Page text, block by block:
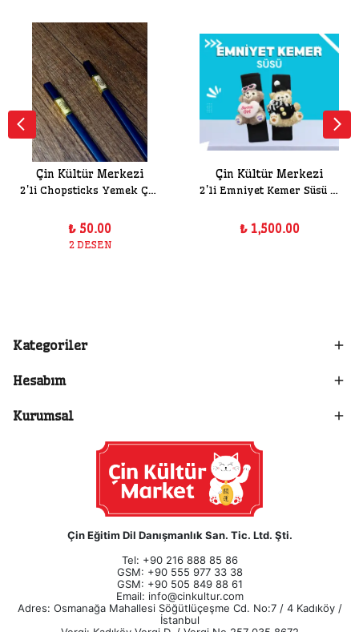
Çin Kültür Merkezi
2'li Chopsticks Yemek Çubuğu
₺ 50.00
2 DESEN
Çin Kültür Merkezi
2'li Emniyet Kemer Süsü Seti
₺ 1,500.00
Kategoriler
Hesabım
Kurumsal
Çin Eğitim Dil Danışmanlık San. Tic. Ltd. Şti.
Tel: +90 216 888 85 86
GSM: +90 555 977 33 38
GSM: +90 505 849 88 61
Email: info@cinkultur.com
Adres: Osmanağa Mahallesi Söğütlüçeşme Cd. No:7 / 4 Kadıköy /
İstanbul